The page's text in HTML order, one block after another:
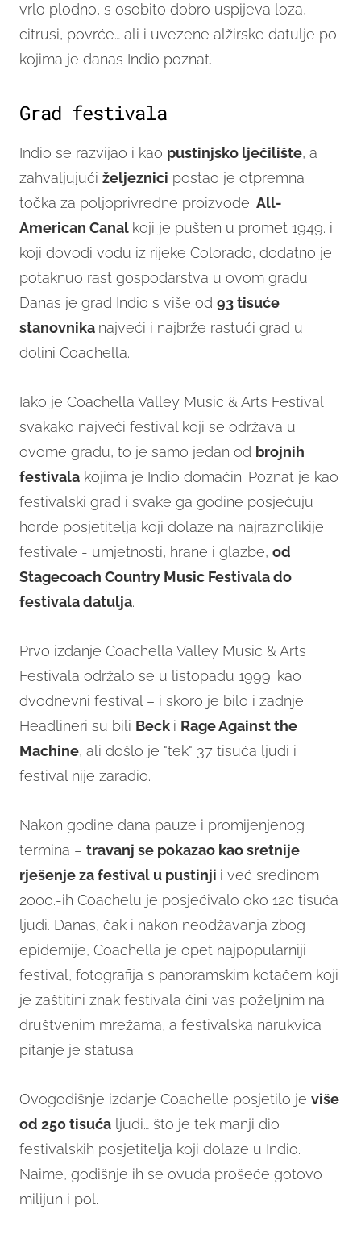
vrlo plodno, s osobito dobro uspijeva loza,
citrusi, povrće… ali i uvezene alžirske datulje po
kojima je danas Indio poznat.
Grad festivala
Indio se razvijao i kao pustinjsko lječilište, a
zahvaljujući željeznici postao je otpremna
točka za poljoprivredne proizvode. All-
American Canal koji je pušten u promet 1949. i
koji dovodi vodu iz rijeke Colorado, dodatno je
potaknuo rast gospodarstva u ovom gradu.
Danas je grad Indio s više od 93 tisuće
stanovnika najveći i najbrže rastući grad u
dolini Coachella.
Iako je Coachella Valley Music & Arts Festival
svakako najveći festival koji se održava u
ovome gradu, to je samo jedan od brojnih
festivala kojima je Indio domaćin. Poznat je kao
festivalski grad i svake ga godine posjećuju
horde posjetitelja koji dolaze na najraznolikije
festivale - umjetnosti, hrane i glazbe, od
Stagecoach Country Music Festivala do
festivala datulja.
Prvo izdanje Coachella Valley Music & Arts
Festivala održalo se u listopadu 1999. kao
dvodnevni festival – i skoro je bilo i zadnje.
Headlineri su bili Beck i Rage Against the
Machine, ali došlo je "tek" 37 tisuća ljudi i
festival nije zaradio.
Nakon godine dana pauze i promijenjenog
termina – travanj se pokazao kao sretnije
rješenje za festival u pustinji i već sredinom
2000.-ih Coachelu je posjećivalo oko 120 tisuća
ljudi. Danas, čak i nakon neodžavanja zbog
epidemije, Coachella je opet najpopularniji
festival, fotografija s panoramskim kotačem koji
je zaštitini znak festivala čini vas poželjnim na
društvenim mrežama, a festivalska narukvica
pitanje je statusa.
Ovogodišnje izdanje Coachelle posjetilo je više
od 250 tisuća ljudi… što je tek manji dio
festivalskih posjetitelja koji dolaze u Indio.
Naime, godišnje ih se ovuda prošeće gotovo
milijun i pol.